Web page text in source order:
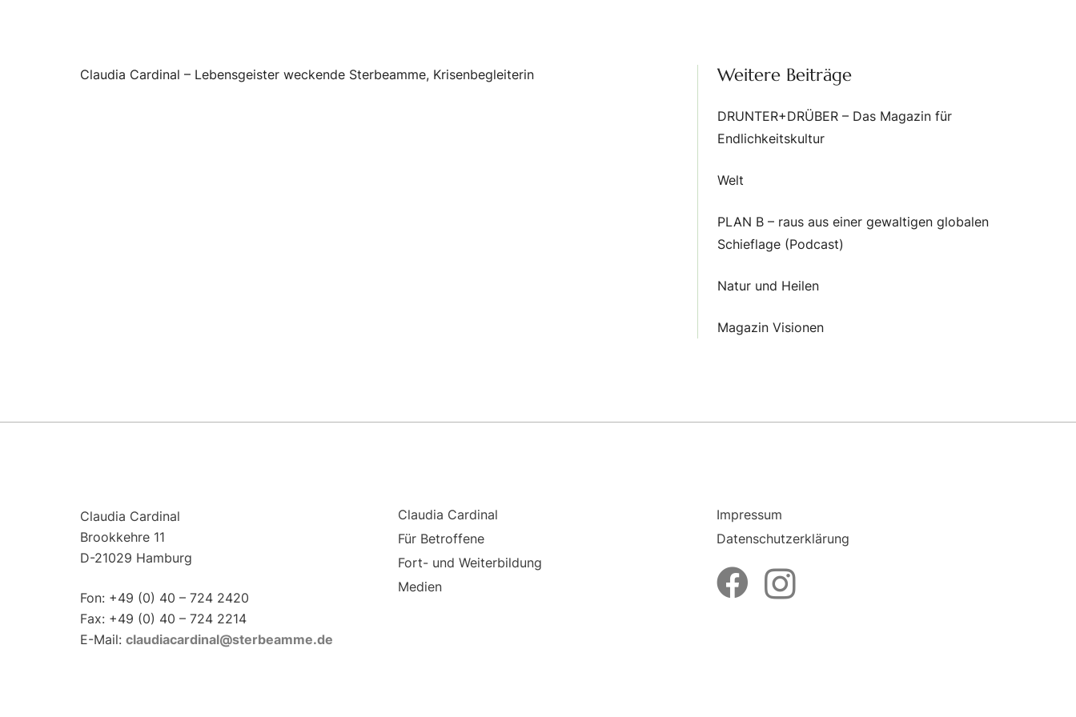
Claudia Cardinal – Lebensgeister weckende Sterbeamme, Krisenbegleiterin Weitere Beiträge
DRUNTER+DRÜBER – Das Magazin für
Endlichkeitskultur
Welt
PLAN B – raus aus einer gewaltigen globalen
Schieflage (Podcast)
Natur und Heilen
Magazin Visionen
Claudia Cardinal
Brookkehre 11
D-21029 Hamburg
Fon: +49 (0) 40 – 724 2420
Fax: +49 (0) 40 – 724 2214
E-Mail: claudiacardinal@sterbeamme.de
Claudia Cardinal
Für Betroffene
Fort- und Weiterbildung
Medien
Impressum
Datenschutzerklärung